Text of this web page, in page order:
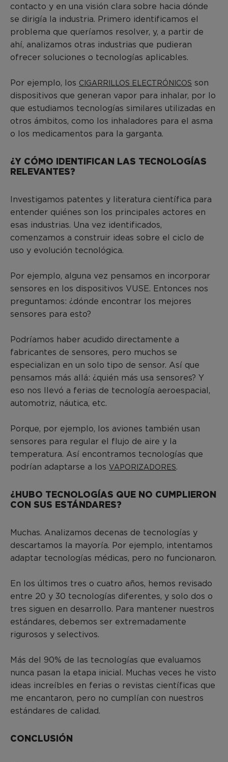
contacto y en una visión clara sobre hacia dónde
se dirigía la industria. Primero identificamos el
problema que queríamos resolver, y, a partir de
ahí, analizamos otras industrias que pudieran
ofrecer soluciones o tecnologías aplicables.
Por ejemplo, los CIGARRILLOS ELECTRÓNICOS son
dispositivos que generan vapor para inhalar, por lo
que estudiamos tecnologías similares utilizadas en
otros ámbitos, como los inhaladores para el asma
o los medicamentos para la garganta.
¿Y CÓMO IDENTIFICAN LAS TECNOLOGÍAS
RELEVANTES?
Investigamos patentes y literatura científica para
entender quiénes son los principales actores en
esas industrias. Una vez identificados,
comenzamos a construir ideas sobre el ciclo de
uso y evolución tecnológica.
Por ejemplo, alguna vez pensamos en incorporar
sensores en los dispositivos VUSE. Entonces nos
preguntamos: ¿dónde encontrar los mejores
sensores para esto?
Podríamos haber acudido directamente a
fabricantes de sensores, pero muchos se
especializan en un solo tipo de sensor. Así que
pensamos más allá: ¿quién más usa sensores? Y
eso nos llevó a ferias de tecnología aeroespacial,
automotriz, náutica, etc.
Porque, por ejemplo, los aviones también usan
sensores para regular el flujo de aire y la
temperatura. Así encontramos tecnologías que
podrían adaptarse a los VAPORIZADORES.
¿HUBO TECNOLOGÍAS QUE NO CUMPLIERON
CON SUS ESTÁNDARES?
Muchas. Analizamos decenas de tecnologías y
descartamos la mayoría. Por ejemplo, intentamos
adaptar tecnologías médicas, pero no funcionaron.
En los últimos tres o cuatro años, hemos revisado
entre 20 y 30 tecnologías diferentes, y solo dos o
tres siguen en desarrollo. Para mantener nuestros
estándares, debemos ser extremadamente
rigurosos y selectivos.
Más del 90% de las tecnologías que evaluamos
nunca pasan la etapa inicial. Muchas veces he visto
ideas increíbles en ferias o revistas científicas que
me encantaron, pero no cumplían con nuestros
estándares de calidad.
CONCLUSIÓN